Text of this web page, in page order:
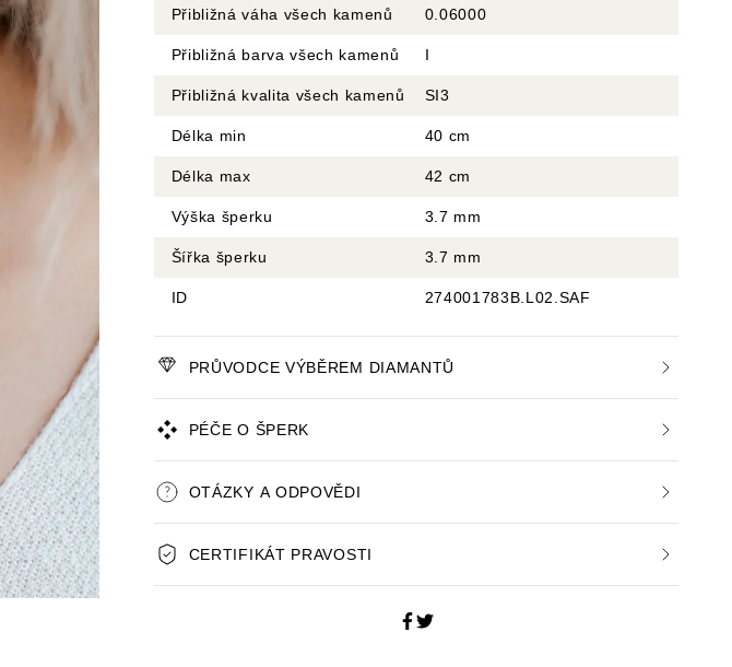
Přibližná váha všech kamenů 0.06000
Přibližná barva všech kamenů I
Přibližná kvalita všech kamenů SI3
Délka min 40 cm
Délka max 42 cm
Výška šperku 3.7 mm
Šířka šperku 3.7 mm
ID 274001783B.L02.SAF
PRŮVODCE VÝBĚREM DIAMANTŮ
PÉČE O ŠPERK
OTÁZKY A ODPOVĚDI
CERTIFIKÁT PRAVOSTI